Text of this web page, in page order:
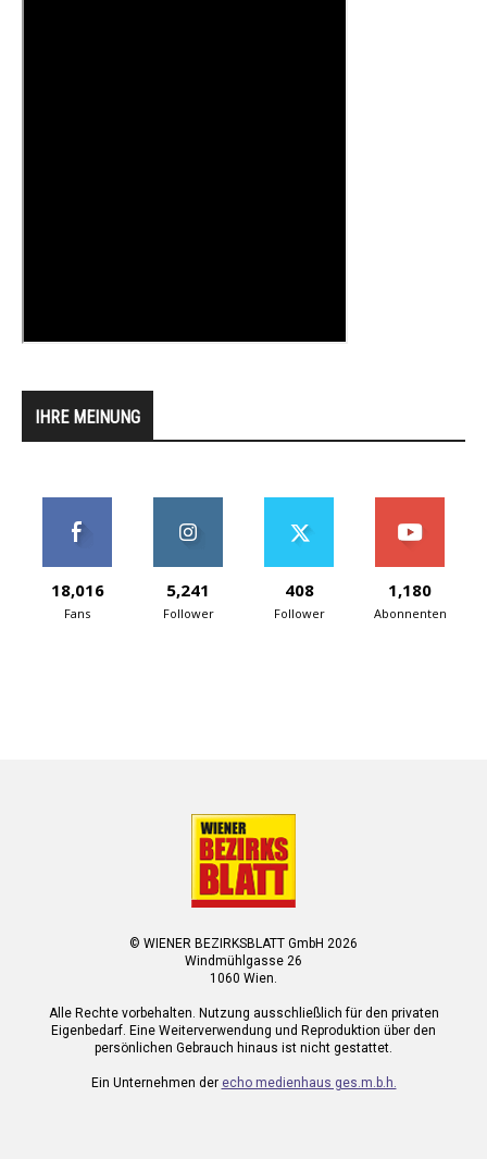
IHRE MEINUNG
18,016
Fans
5,241
Follower
408
Follower
1,180
Abonnenten
© WIENER BEZIRKSBLATT GmbH 2026
Windmühlgasse 26
1060 Wien.
Alle Rechte vorbehalten. Nutzung ausschließlich für den privaten
Eigenbedarf. Eine Weiterverwendung und Reproduktion über den
persönlichen Gebrauch hinaus ist nicht gestattet.
Ein Unternehmen der echo medienhaus ges.m.b.h.